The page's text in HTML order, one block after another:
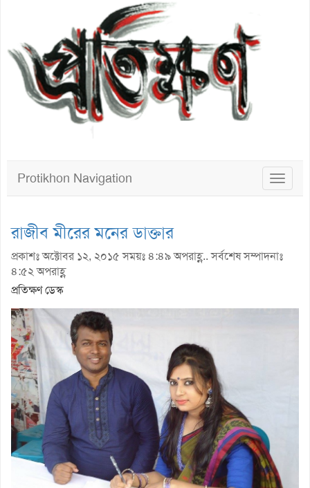
Toggle
Protikhon Navigation
রাজীব মীরের মনের ডাক্তার
প্রকাশঃ অক্টোবর ১২, ২০১৫ সময়ঃ ৪:৪৯ অপরাহ্ণ.. সর্বশেষ সম্পাদনাঃ
৪:৫২ অপরাহ্ণ
প্রতিক্ষণ ডেস্ক